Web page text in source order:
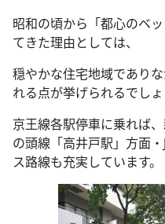
昭和の頃から「都心のベ
てきた理由としては、
穏やかな住宅地域であり
れる点が挙げられるでしょ
京王線各駅停車に乗れば
の頭線「高井戸駅」方面
ス路線も充実しています。